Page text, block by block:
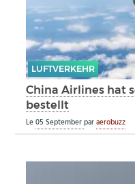
LUFTVERKEHR
China Airlines hat
bestellt
Le05 Septemberparaerobuzz